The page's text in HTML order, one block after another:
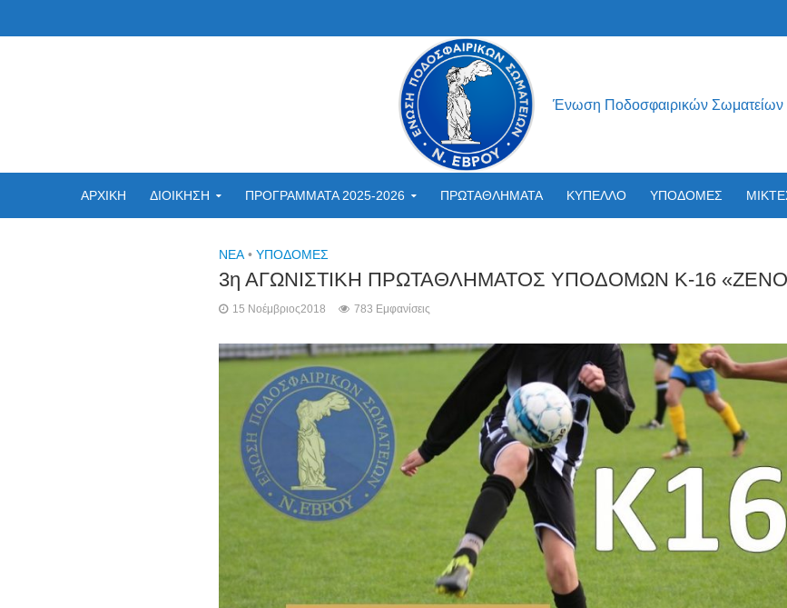
Ένωση Ποδοσφαιρικών
ΑΡΧΙΚΗ ΔΙΟΙΚΗΣΗ ΠΡΟΓΡΑΜΜΑΤΑ 2025-2026 ΠΡΩΤΑΘΛΗΜΑΤΑ ΚΥΠΕΛΛΟ ΥΠΟΔΟΜΕΣ
NEA • ΥΠΟΔΟΜΈΣ
3η ΑΓΩΝΙΣΤΙΚΗ ΠΡΩΤΑΘΛΗΜΑΤΟΣ ΥΠΟΔΟΜΩΝ Κ-16
15 Νοέμβριος2018 783 Εμφανίσεις